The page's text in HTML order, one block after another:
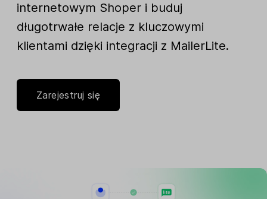
internetowym Shoper i buduj
długotrwałe relacje z kluczowymi
klientami dzięki integracji z MailerLite.
Zarejestruj się